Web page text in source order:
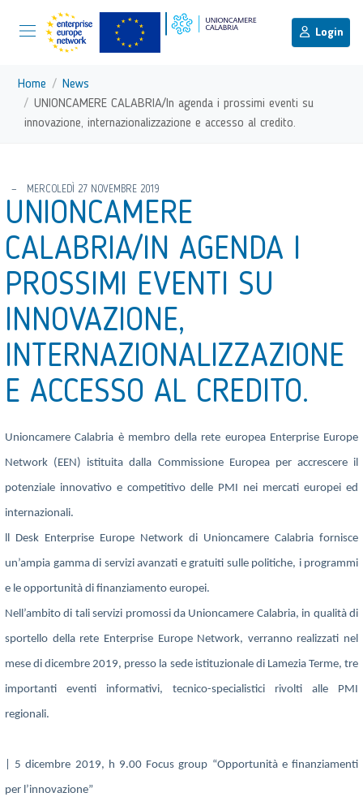
Vai ai contenuti
Login
torna al menu di scelta rapida
Menu di navigazione principale
Home
News
UNIONCAMERE CALABRIA/In agenda i prossimi eventi su
innovazione, internazionalizzazione e accesso al credito.
MERCOLEDÌ 27 NOVEMBRE 2019
UNIONCAMERE
CALABRIA/IN AGENDA I
PROSSIMI EVENTI SU
INNOVAZIONE,
INTERNAZIONALIZZAZIONE
E ACCESSO AL CREDITO.
Unioncamere Calabria è membro della rete europea Enterprise Europe
Network (EEN) istituita dalla Commissione Europea per accrescere il
potenziale innovativo e competitivo delle PMI nei mercati europei ed
internazionali.
ll Desk Enterprise Europe Network di Unioncamere Calabria fornisce
un’ampia gamma di servizi avanzati e gratuiti sulle politiche, i programmi
e le opportunità di finanziamento europei.
Nell’ambito di tali servizi promossi da Unioncamere Calabria, in qualità di
sportello della rete Enterprise Europe Network, verranno realizzati nel
mese di dicembre 2019, presso la sede istituzionale di Lamezia Terme, tre
importanti eventi informativi, tecnico-specialistici rivolti alle PMI
regionali.
| 5 dicembre 2019, h 9.00 Focus group “Opportunità e finanziamenti
per l’innovazione”